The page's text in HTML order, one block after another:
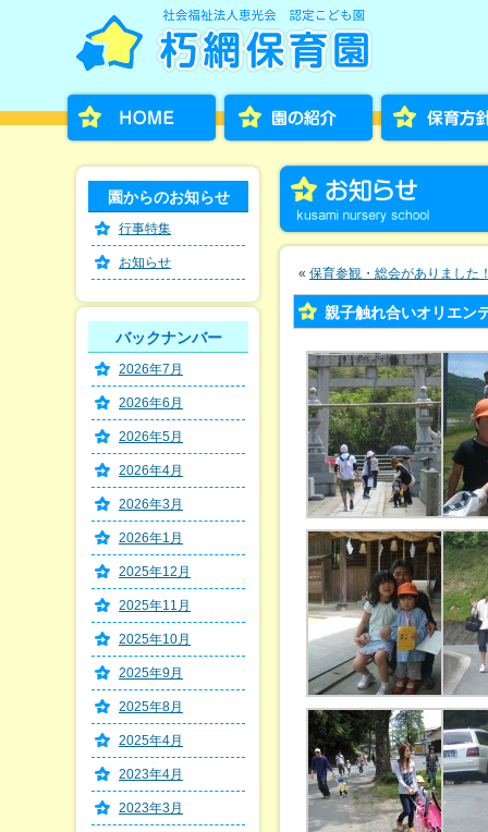
« 保育参観・総会がありました
親子触れ合いオリエン
園からのお知らせ
行事特集
お知らせ
バックナンバー
2026年7月
2026年6月
2026年5月
2026年4月
2026年3月
2026年1月
2025年12月
2025年11月
2025年10月
2025年9月
2025年8月
2025年4月
2023年4月
2023年3月